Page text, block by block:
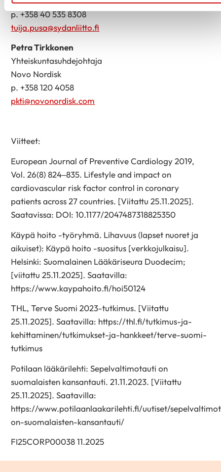
p. +358 40 535 8308
tuija.pusa@sydanliitto.fi
Petra Tirkkonen
Yhteiskuntasuhdejohtaja
Novo Nordisk
p. +358 120 4058
pkti@novonordisk.com
Viitteet:
European Journal of Preventive Cardiology 2019,
Vol. 26(8) 824–835. Lifestyle and impact on
cardiovascular risk factor control in coronary
patients across 27 countries. [Viitattu 25.11.2025].
Saatavissa: DOI: 10.1177/2047487318825350
Käypä hoito -työryhmä. Lihavuus (lapset nuoret ja
aikuiset): Käypä hoito -suositus [verkkojulkaisu].
Helsinki: Suomalainen Lääkäriseura Duodecim;
[viitattu 25.11.2025]. Saatavilla:
https://www.kaypahoito.fi/hoi50124
THL, Terve Suomi 2023-tutkimus. [Viitattu
25.11.2025]. Saatavilla: https://thl.fi/tutkimus-ja-
kehittaminen/tutkimukset-ja-hankkeet/terve-suomi-
tutkimus
Potilaan lääkärilehti: Sepelvaltimotauti on
suomalaisten kansantauti. 21.11.2023. [Viitattu
25.11.2025]. Saatavilla:
https://www.potilaanlaakarilehti.fi/uutiset/
on-suomalaisten-kansantauti/
FI25CORP00038 11.2025